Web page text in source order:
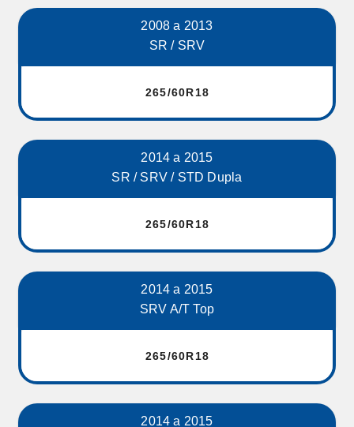
2008 a 2013
SR / SRV
265/60R18
2014 a 2015
SR / SRV / STD Dupla
265/60R18
2014 a 2015
SRV A/T Top
265/60R18
2014 a 2015